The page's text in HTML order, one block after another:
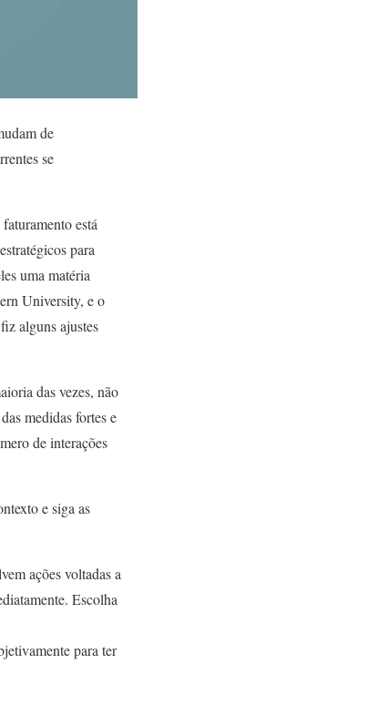
de
se
está
para
uma matéria
University, e o
alguns ajustes
das vezes, não
medidas fortes e
de interações
e siga as
ações voltadas a
Escolha
para ter